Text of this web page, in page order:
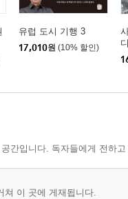
려 하는가 : 베블런 『유한
다
다
이 사라지지 않는 이유 :
유럽 도시 기행 3
17,010원 (10% 할인)
간입니다. 독자들에게 전하
쳐 이 곳에 게재됩니다.